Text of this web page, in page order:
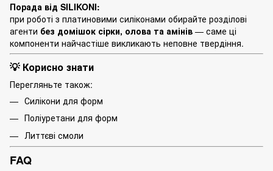
Порада від SILIKONI:
при роботі з платиновими силіконами обирайте розділові
агенти без домішок сірки, олова та амінів — саме ці
компоненти найчастіше викликають неповне твердіння.
💡 Корисно знати
Перегляньте також:
Силікони для форм
Поліуретани для форм
Литтєві смоли
FAQ